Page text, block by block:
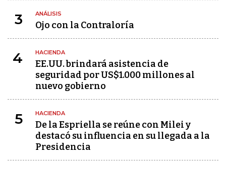
3 ANÁLISIS
Ojo con la Contraloría
4 HACIENDA
EE.UU. brindará asistencia de
seguridad por US$1.000 millones al
nuevo gobierno
5 HACIENDA
De la Espriella se reúne con Milei y
destacó su influencia en su llegada a la
Presidencia